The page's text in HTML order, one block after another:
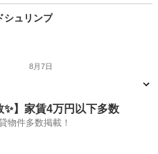
他
シュリンプ
8月7日
✨】家賃4万円以下多数
物件多数掲載！